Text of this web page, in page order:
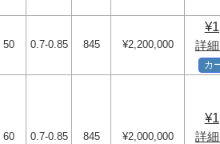
50 0.7-0.85 845 ¥2,200,000 詳
カ
60 0.7-0.85 845 ¥2,000,000 詳